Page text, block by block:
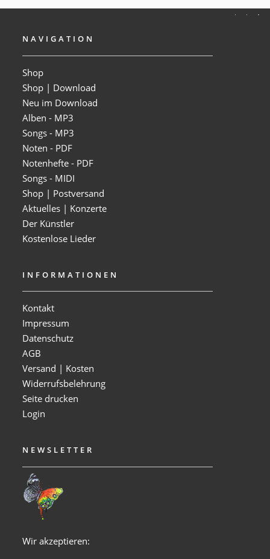
NAVIGATION
Shop
Shop | Download
Neu im Download
Alben - MP3
Songs - MP3
Noten - PDF
Notenhefte - PDF
Songs - MIDI
Shop | Postversand
Aktuelles | Konzerte
Der Künstler
Kostenlose Lieder
INFORMATIONEN
Kontakt
Impressum
Datenschutz
AGB
Versand | Kosten
Widerrufsbelehrung
Seite drucken
Login
NEWSLETTER
Wir akzeptieren: